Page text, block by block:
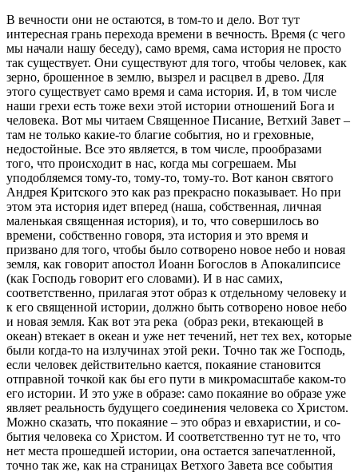
В вечности они не остаются, в том-то и дело. Вот тут
интересная грань перехода времени в вечность. Время (с чего
мы начали нашу беседу), само время, сама история не просто
так существует. Они существуют для того, чтобы человек, как
зерно, брошенное в землю, вызрел и расцвел в древо. Для
этого существует само время и сама история. И, в том числе
наши грехи есть тоже вехи этой истории отношений Бога и
человека. Вот мы читаем Священное Писание, Ветхий Завет –
там не только какие-то благие события, но и греховные,
недостойные. Все это является, в том числе, прообразами
того, что происходит в нас, когда мы согрешаем. Мы
уподобляемся тому-то, тому-то, тому-то. Вот канон святого
Андрея Критского это как раз прекрасно показывает. Но при
этом эта история идет вперед (наша, собственная, личная
маленькая священная история), и то, что совершилось во
времени, собственно говоря, эта история и это время и
призвано для того, чтобы было сотворено новое небо и новая
земля, как говорит апостол Иоанн Богослов в Апокалипсисе
(как Господь говорит его словами). И в нас самих,
соответственно, прилагая этот образ к отдельному человеку и
к его священной истории, должно быть сотворено новое небо
и новая земля. Как вот эта река (образ реки, втекающей в
океан) втекает в океан и уже нет течений, нет тех вех, которые
были когда-то на излучинах этой реки. Точно так же Господь,
если человек действительно кается, покаяние становится
отправной точкой как бы его пути в микромасштабе каком-то
его истории. И это уже в образе: само покаяние во образе уже
являет реальность будущего соединения человека со Христом.
Можно сказать, что покаяние – это образ и евхаристии, и со-
бытия человека со Христом. И соответственно тут не то, что
нет места прошедшей истории, она остается запечатленной,
точно так же, как на страницах Ветхого Завета все события